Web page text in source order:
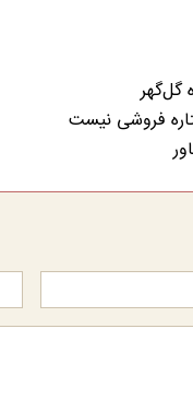
گل‌گهر
فروشی نیست